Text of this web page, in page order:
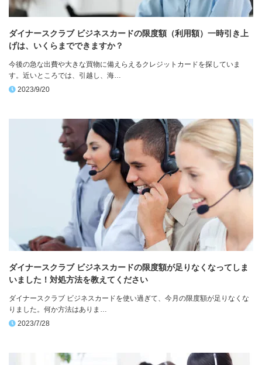
ダイナースクラブ ビジネスカードの限度額（利用額）一時引き上
げは、いくらまでできますか？
今後の急な出費や大きな買物に備えらえるクレジットカードを探していま
す。近いところでは、引越し、海…
2023/9/20
ダイナースクラブ ビジネスカードの限度額が足りなくなってしま
いました！対処方法を教えてください
ダイナースクラブ ビジネスカードを使い過ぎて、今月の限度額が足りなくな
りました。何か方法はありま…
2023/7/28